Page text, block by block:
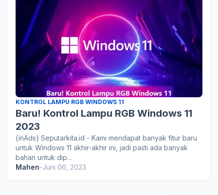
KONTROL LAMPU RGB WINDOWS 11
Baru! Kontrol Lampu RGB Windows 11
2023
{inAds} Seputarkita.id - Kami mendapat banyak fitur baru
untuk Windows 11 akhir-akhir ini, jadi pasti ada banyak
bahan untuk dip…
Mahen-Juni 06, 2023